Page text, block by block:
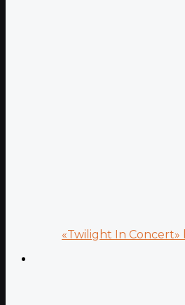
«Twilight In Concert»